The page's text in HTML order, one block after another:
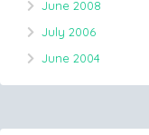
June 2008
July 2006
June 2004